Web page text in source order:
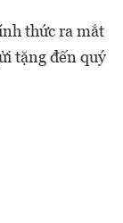
thức ra mắt
tặng đến quý